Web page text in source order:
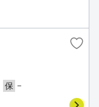
保 －